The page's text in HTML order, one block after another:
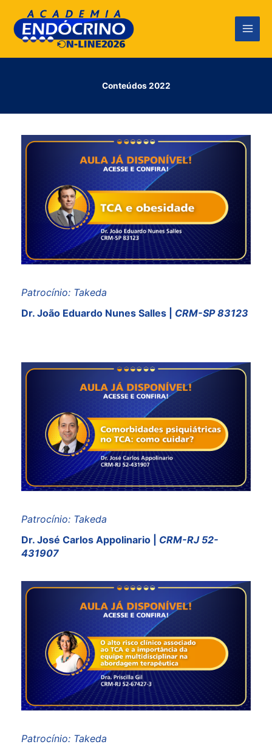
para
Conteúdos 2022
Patrocínio: Takeda
Dr. João Eduardo Nunes Salles
CRM-SP 83123
Patrocínio: Takeda
Dr. José Carlos Appolinario | CRM-RJ 52-
431907
Patrocínio: Takeda